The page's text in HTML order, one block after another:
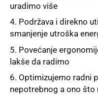
uradimo više
Podržava i direkno
smanjenje utroška
Povećanje
lakše da radimo
Optimizujemo radni
nepotrebnog a ono što